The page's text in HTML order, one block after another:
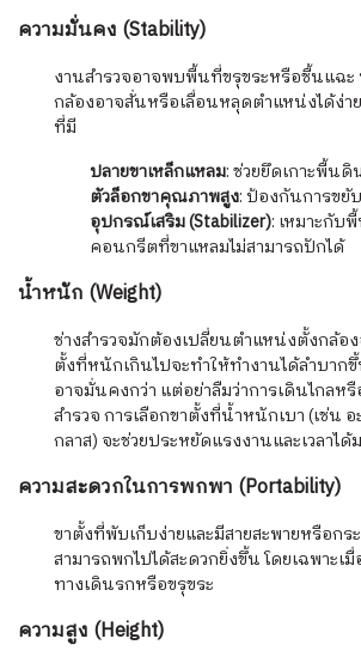
ความมั่นคง (Stability)
งานสำรวจอาจพบพื้นที่ขรุขระหรือชื้นแฉะ
กล้องอาจสั่นหรือเลื่อนหลุดตำแหน่งได้ง่า
ที่มี
ปลายขาเหล็กแหลม: ช่วยยึดเกาะพื้น
ตัวล็อกขาคุณภาพสูง: ป้องกันการขยั
อุปกรณ์เสริม (Stabilizer): เหมาะกั
คอนกรีตที่ขาแหลมไม่สามารถปักได้
น้ำหนัก (Weight)
ช่างสำรวจมักต้องเปลี่ยนตำแหน่งตั้งกล้อ
ตั้งที่หนักเกินไปจะทำให้ทำงานได้ลำบา
อาจมั่นคงกว่า แต่อย่าลืมว่าการเดินไกลห
สำรวจ การเลือกขาตั้งที่น้ำหนักเบา (เช่น
กลาส) จะช่วยประหยัดแรงงานและเวลาได้
ความสะดวกในการพกพา (Portability)
ขาตั้งที่พับเก็บง่ายและมีสายสะพายหรือกร
สามารถพกไปได้สะดวกยิ่งขึ้น โดยเฉพาะเ
ทางเดินรกหรือขรุขระ
ความสูง (Height)